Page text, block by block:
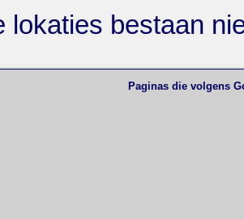
lokaties bestaan
Paginas die volgens